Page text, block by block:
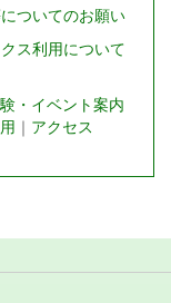
ついてのお願い
ス利用について
・イベント案内
｜ アクセス